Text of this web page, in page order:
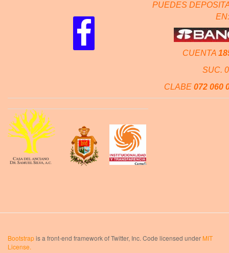
PUEDES
CUENTA
SUC.
CLABE 072 060
Bootstrapis a front-end framework of Twitter, Inc. Code licensed under MIT
License.